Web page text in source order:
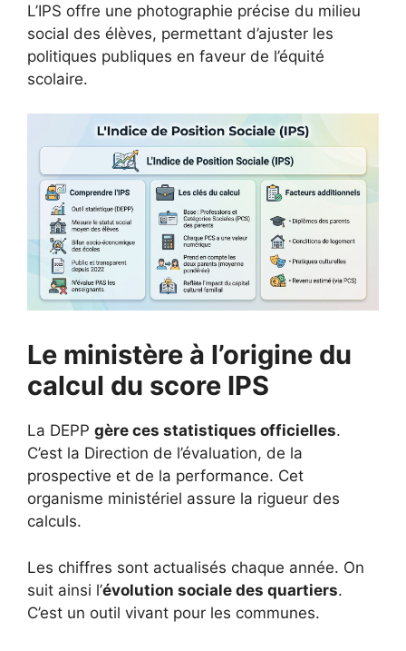
L’IPS offre une photographie précise du milieu
social des élèves, permettant d’ajuster les
politiques publiques en faveur de l’équité
scolaire.
Le ministère à l’origine du
calcul du score IPS
La DEPP gère ces statistiques officielles.
C’est la Direction de l’évaluation, de la
prospective et de la performance. Cet
organisme ministériel assure la rigueur des
calculs.
Les chiffres sont actualisés chaque année. On
suit ainsi l’évolution sociale des quartiers.
C’est un outil vivant pour les communes.